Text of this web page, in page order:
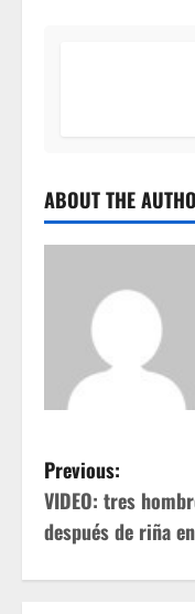
ABOUT THE
P
o
s
Previous:
VIDEO: tres
después de riña